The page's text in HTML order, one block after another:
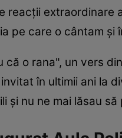
reacții
pe care o cântam și
că o rana", un vers
în ultimii ani la
și nu ne mai lăsau să